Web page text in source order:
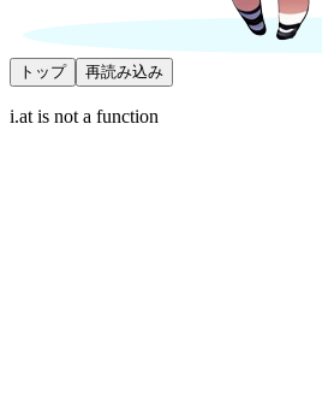
トップ 再読み込み
i.at is not a function